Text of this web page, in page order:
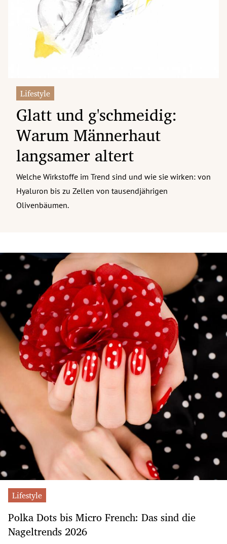
Lifestyle
Glatt und g'schmeidig:
Warum Männerhaut
langsamer altert
Welche Wirkstoffe im Trend sind und wie sie wirken: von
Hyaluron bis zu Zellen von tausendjährigen
Olivenbäumen.
Lifestyle
Polka Dots bis Micro French: Das sind die
Nageltrends 2026